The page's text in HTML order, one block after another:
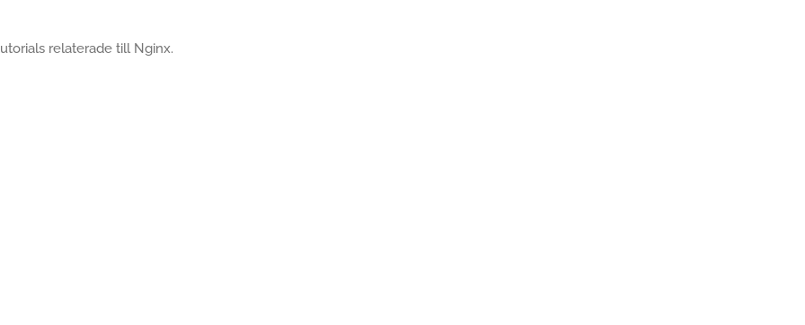
relaterade till Nginx.